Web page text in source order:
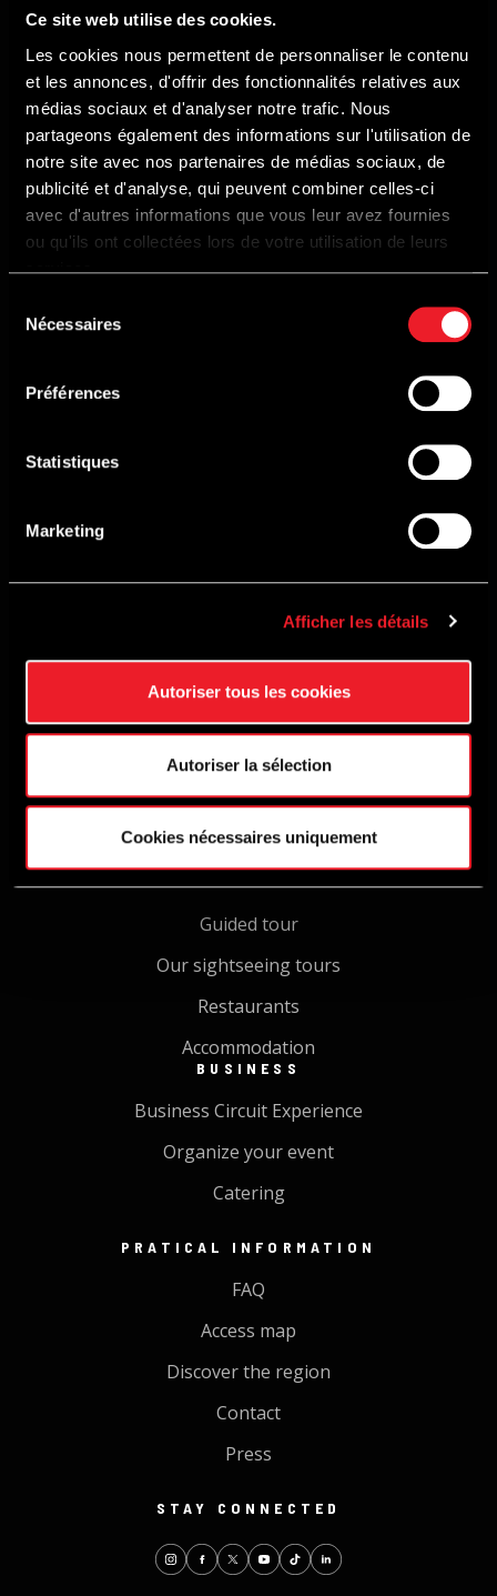
Ce site web utilise des cookies.
Les cookies nous permettent de personnaliser le contenu
et les annonces, d'offrir des fonctionnalités relatives aux
médias sociaux et d'analyser notre trafic. Nous
partageons également des informations sur l'utilisation de
notre site avec nos partenaires de médias sociaux, de
publicité et d'analyse, qui peuvent combiner celles-ci
avec d'autres informations que vous leur avez fournies
ou qu'ils ont collectées lors de votre utilisation de leurs
services.
Nécessaires
Préférences
Statistiques
Marketing
Afficher les détails
Autoriser tous les cookies
Autoriser la sélection
Cookies nécessaires uniquement
ADDRESS
Route du Circuit, 55 B-4970 Francorchamps
TELEPHONE
+32 087 29 37 00
CONTACT US
TRACK
Taxi laps
Cycl'On Track
Guided tour
Our sightseeing tours
Restaurants
Accommodation
BUSINESS
Business Circuit Experience
Organize your event
Catering
PRATICAL INFORMATION
FAQ
Access map
Discover the region
Contact
Press
STAY CONNECTED